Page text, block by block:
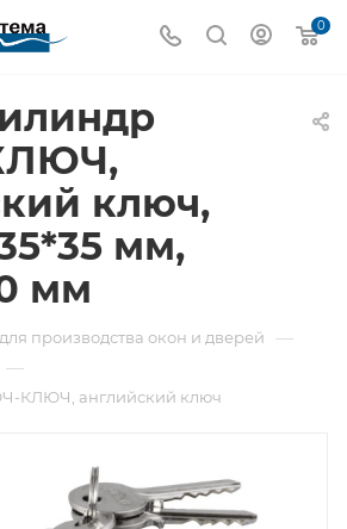
0
ключ,
мм,
мм
производства окон и дверей —
—
КЛЮЧ, английский ключ